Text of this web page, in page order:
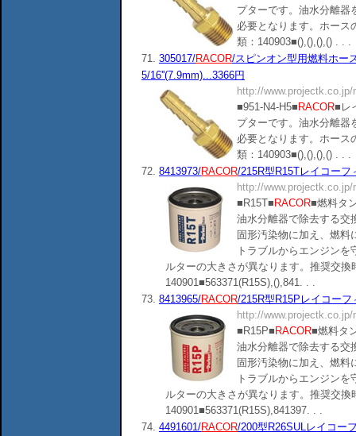
プターです。油水分離器
必要となります。ホース
類：140903■(),(),(),() . . .
71. 305017/RACOR/スピンオン型用燃料ホー
5/16''(7.9mm)...3366円
http://
■951-N4-H5■ RACOR■レ
プターです。油水分離器
必要となります。ホース
類：140903■(),(),(),() . . .
72. 8413973/RACOR/215R型R15Tレイコー
http://
■R15T■ RACOR■燃料タ
油水分離器で除去する交
固形汚染物に加え、燃料
トラブルからエンジン
ルターの大きさが異なります。推奨交
140901■563371(R15S),(),841. . .
73. 8413965/RACOR/215R型R15Pレイコー
http://
■R15P■ RACOR■燃料タ
油水分離器で除去する交
固形汚染物に加え、燃料
トラブルからエンジン
ルターの大きさが異なります。推奨交
140901■563371(R15S),841397. . .
74. 4491601/RACOR/200型R26SULレイコー